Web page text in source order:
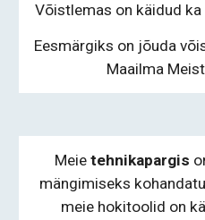
Võistlemas on käidud
Eesmärgiks on jõuda
Maailma
Meie tehnikapargis
mängimiseks
meie hokitoolid on